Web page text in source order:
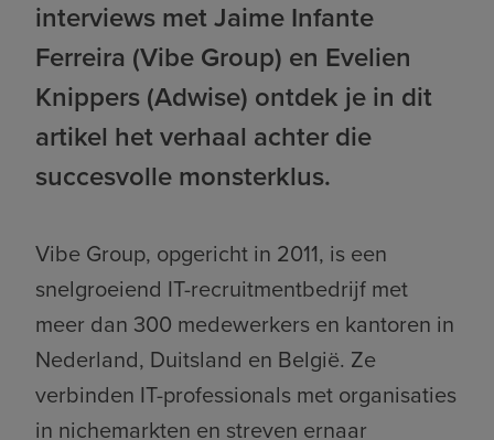
interviews met Jaime Infante
Ferreira (Vibe Group) en Evelien
Knippers (Adwise) ontdek je in dit
artikel het verhaal achter die
succesvolle monsterklus.
Vibe Group, opgericht in 2011, is een
snelgroeiend IT-recruitmentbedrijf met
meer dan 300 medewerkers en kantoren in
Nederland, Duitsland en België. Ze
verbinden IT-professionals met organisaties
in nichemarkten en streven ernaar